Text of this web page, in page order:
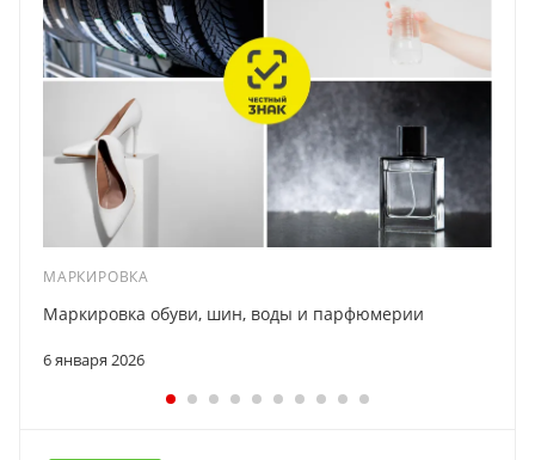
МАРКИРОВКА
6 января 2026
Маркировка обуви, шин, воды и парфюмерии